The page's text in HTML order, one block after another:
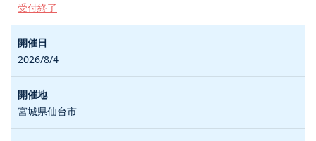
受付終了
2026/8/4
宮城県仙台市